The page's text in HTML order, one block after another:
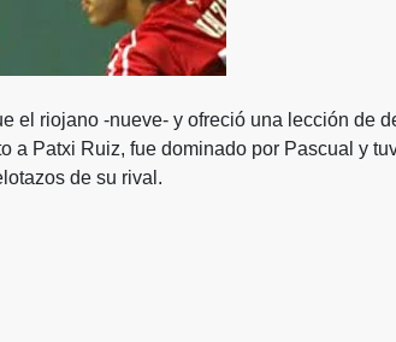
el riojano -nueve- y ofreció una lección de
a Patxi Ruiz, fue dominado por Pascual y
de su rival.